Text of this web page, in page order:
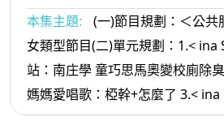
本集主題:
(一)節目規劃：＜公
女類型節目(二)單元規劃：1.< ina
站：南庄學 童巧思馬奧變校廁除臭劑 2. <ina oradiw>
媽媽愛唱歌：椏幹+怎麼了 3.< ina Masa’sa >媽媽放輕